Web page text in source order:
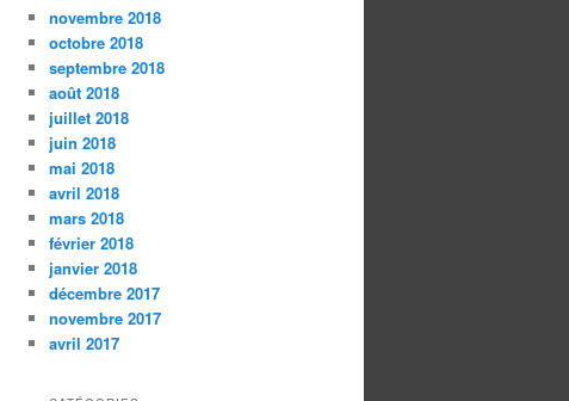
novembre 2018
octobre 2018
septembre 2018
août 2018
juillet 2018
juin 2018
mai 2018
avril 2018
mars 2018
février 2018
janvier 2018
décembre 2017
novembre 2017
avril 2017